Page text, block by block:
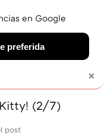
SNEAKERS
(2/7)
post
×
en Google
preferida